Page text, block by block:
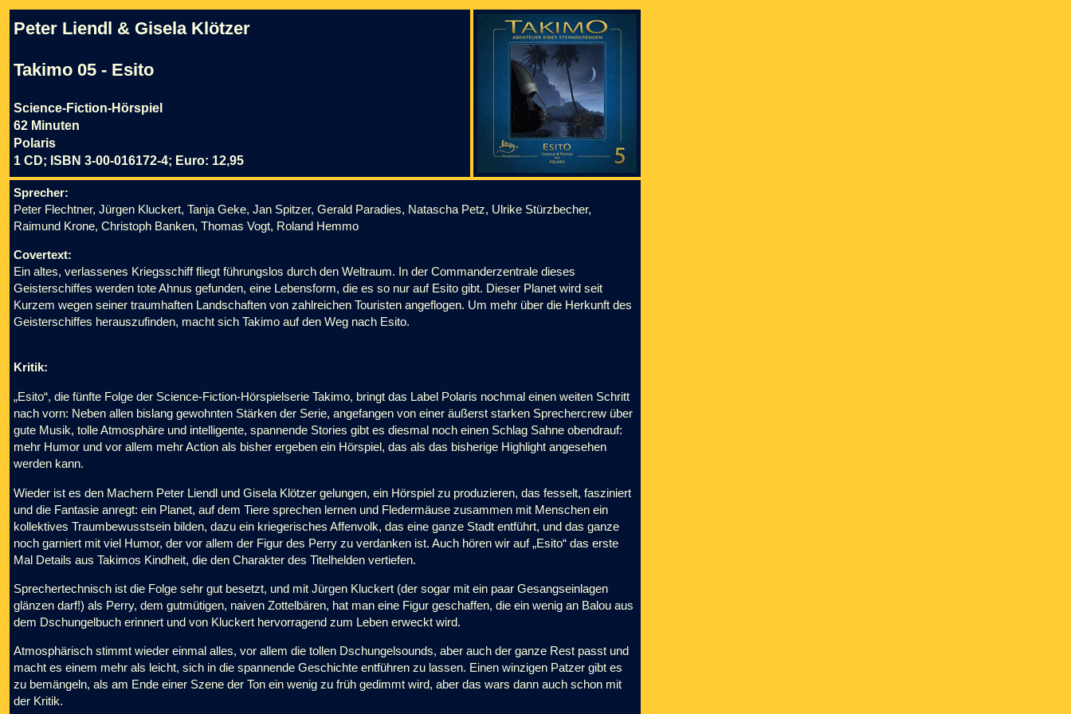
Peter Liendl & Gisela Klötzer
Takimo 05 - Esito
Science-Fiction-Hörspiel
62 Minuten
Polaris
1 CD; ISBN 3-00-016172-4; Euro: 12,95
Sprecher:
Peter Flechtner, Jürgen Kluckert, Tanja Geke, Jan Spitzer, Gerald Paradies, Natascha Petz, Ulrike Stürzbecher,
Raimund Krone, Christoph Banken, Thomas Vogt, Roland Hemmo
Covertext:
Ein altes, verlassenes Kriegsschiff fliegt führungslos durch den Weltraum. In der Commanderzentrale dieses
Geisterschiffes werden tote Ahnus gefunden, eine Lebensform, die es so nur auf Esito gibt. Dieser Planet wird seit
Kurzem wegen seiner traumhaften Landschaften von zahlreichen Touristen angeflogen. Um mehr über die Herkunft des
Geisterschiffes herauszufinden, macht sich Takimo auf den Weg nach Esito.
Kritik:
„Esito“, die fünfte Folge der Science-Fiction-Hörspielserie Takimo, bringt das Label Polaris nochmal einen weiten Schritt
nach vorn: Neben allen bislang gewohnten Stärken der Serie, angefangen von einer äußerst starken Sprechercrew über
gute Musik, tolle Atmosphäre und intelligente, spannende Stories gibt es diesmal noch einen Schlag Sahne obendrauf:
mehr Humor und vor allem mehr Action als bisher ergeben ein Hörspiel, das als das bisherige Highlight angesehen
werden kann.
Wieder ist es den Machern Peter Liendl und Gisela Klötzer gelungen, ein Hörspiel zu produzieren, das fesselt, fasziniert
und die Fantasie anregt: ein Planet, auf dem Tiere sprechen lernen und Fledermäuse zusammen mit Menschen ein
kollektives Traumbewusstsein bilden, dazu ein kriegerisches Affenvolk, das eine ganze Stadt entführt, und das ganze
noch garniert mit viel Humor, der vor allem der Figur des Perry zu verdanken ist. Auch hören wir auf „Esito“ das erste
Mal Details aus Takimos Kindheit, die den Charakter des Titelhelden vertiefen.
Sprechertechnisch ist die Folge sehr gut besetzt, und mit Jürgen Kluckert (der sogar mit ein paar Gesangseinlagen
glänzen darf!) als Perry, dem gutmütigen, naiven Zottelbären, hat man eine Figur geschaffen, die ein wenig an Balou aus
dem Dschungelbuch erinnert und von Kluckert hervorragend zum Leben erweckt wird.
Atmosphärisch stimmt wieder einmal alles, vor allem die tollen Dschungelsounds, aber auch der ganze Rest passt und
macht es einem mehr als leicht, sich in die spannende Geschichte entführen zu lassen. Einen winzigen Patzer gibt es
zu bemängeln, als am Ende einer Szene der Ton ein wenig zu früh gedimmt wird, aber das wars dann auch schon mit
der Kritik.